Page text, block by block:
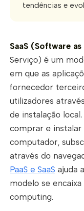
tendências e
SaaS (Software
Serviço) é um
em que as
fornecedor
utilizadores
de instalação
comprar e instalar
computador,
através do
PaaS e SaaS ajuda
modelo se
computing.